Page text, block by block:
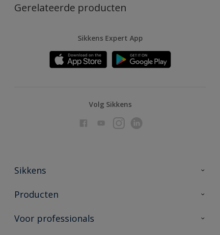
Gerelateerde producten
Sikkens Expert App
Volg Sikkens
Sikkens
Over Sikkens
Duurzaamheid
Producten
Producten voor binnen
Voor professionals